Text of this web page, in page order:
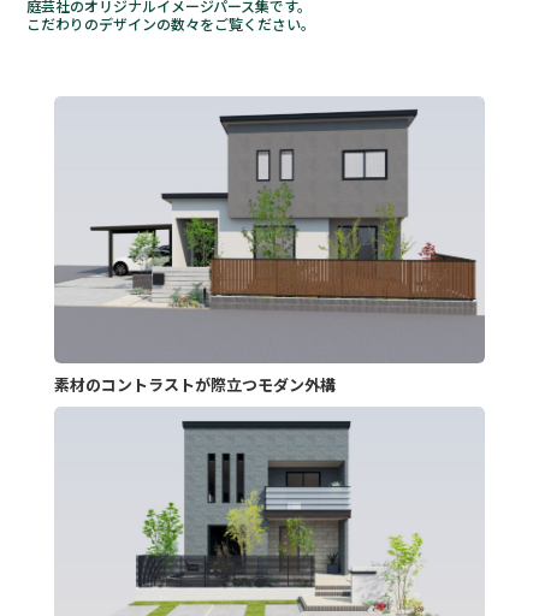
庭芸社のオリジナルイメージパース集です。
こだわりのデザインの数々をご覧ください。
素材のコントラストが際立つモダン外構